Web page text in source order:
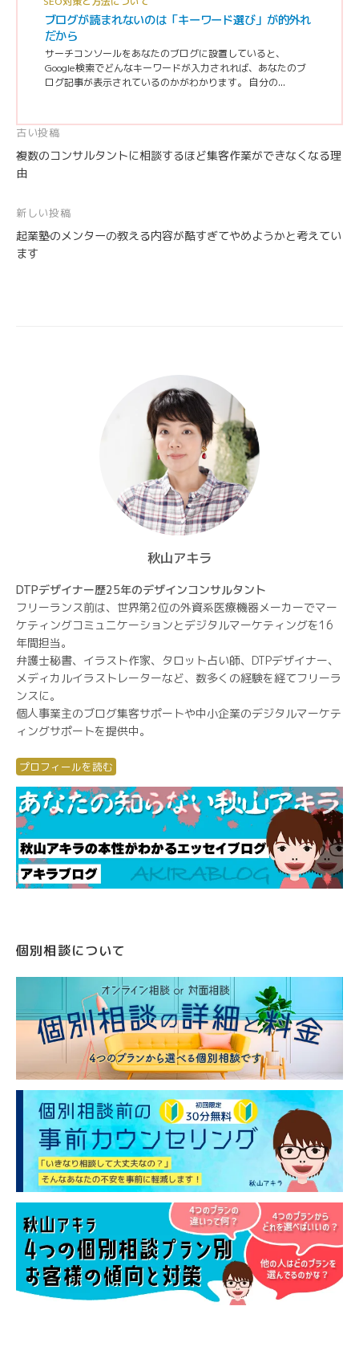
ブログが読まれないのは「キーワード選び」が的外れ
だから
サーチコンソールをあなたのブログに設置していると、
Google検索でどんなキーワードが入力されれば、あなたのブ
ログ記事が表示されているのかがわかります。 自分の...
投
稿
ナ
ビ
ゲ
ー
古い投稿
複数のコンサルタントに相談するほど集客作業ができなくなる理
由
新しい投稿
起業塾のメンターの教える内容が酷すぎてやめようかと考えてい
ます
秋山アキラ
DTPデザイナー歴25年のデザインコンサルタント
フリーランス前は、世界第2位の外資系医療機器メーカーでマー
ケティングコミュニケーションとデジタルマーケティングを16
年間担当。
弁護士秘書、イラスト作家、タロット占い師、DTPデザイナー、
メディカルイラストレーターなど、数多くの経験を経てフリーラ
ンスに。
個人事業主のブログ集客サポートや中小企業のデジタルマーケテ
ィングサポートを提供中。
プロフィールを読む
個別相談について